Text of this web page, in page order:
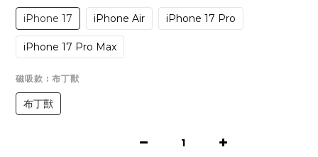
iPhone 17 iPhone Air iPhone 17 Pro
iPhone 17 Pro Max
磁吸款 : 布丁獸
布丁獸